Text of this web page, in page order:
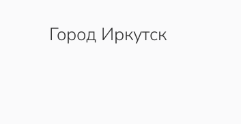
Перейти к содержимому
Город Иркутск